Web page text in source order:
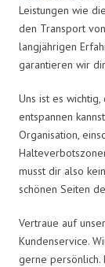
Leistungen wie
den Transport
langjährigen
garantieren wir
Uns ist es
entspannen
Organisation,
musst dir also
schönen Seiten
Vertraue auf
Kundenservice.
gerne persönlich.